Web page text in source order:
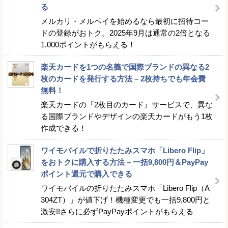
る
メルカリ・メルペイを始めるなら最初に招待コー
ドの登録がおトク。2025年9月は通常の2倍となる
1,000ポイントがもらえる！
楽天カードを1つの名義で国際ブランドの異なる2
枚のカードを発行する方法 – 2枚持ちでも年会費
無料！
楽天カードの『2枚目のカード』サービスで、異な
る国際ブランドやデザインの楽天カードがもう1枚
作成できる！
ワイモバイルで折りたたみスマホ「Libero Flip」
をおトクに購入する方法 – 一括9,800円＆PayPay
ポイント還元で購入できる
ワイモバイルの折りたたみスマホ「Libero Flip（A
304ZT）」が値下げ！機種変更でも一括9,800円と
激安!!さらに必ずPayPayポイントがもらえる